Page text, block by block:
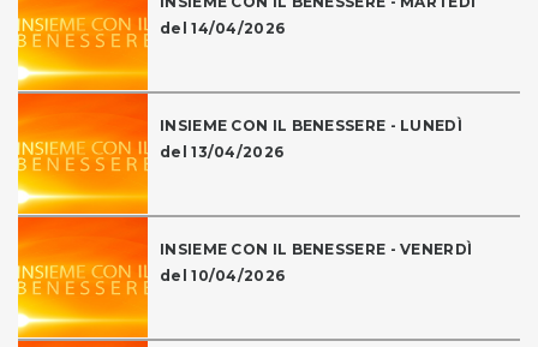
del 14/04/2026
INSIEME CON IL BENESSERE - LUNEDÌ
del 13/04/2026
INSIEME CON IL BENESSERE - VENERDÌ
del 10/04/2026